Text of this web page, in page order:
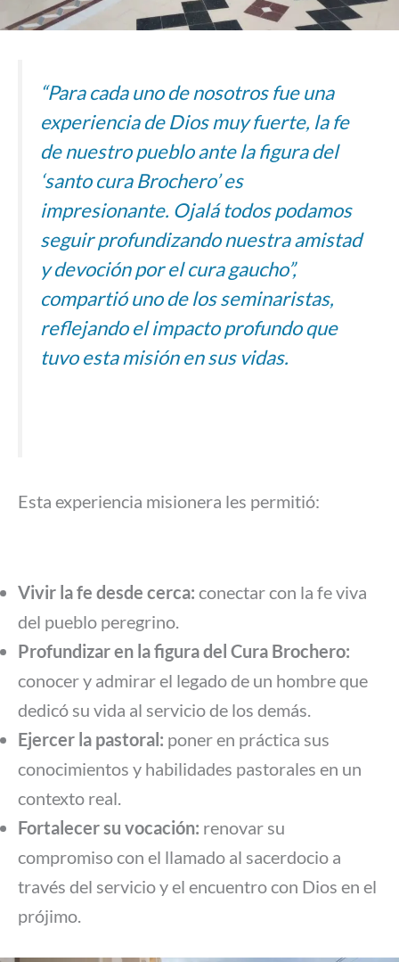
“Para cada uno de nosotros fue una
experiencia de Dios muy fuerte, la fe
de nuestro pueblo ante la figura del
‘santo cura Brochero’ es
impresionante. Ojalá todos podamos
seguir profundizando nuestra amistad
y devoción por el cura gaucho”,
compartió uno de los seminaristas,
reflejando el impacto profundo que
tuvo esta misión en sus vidas.
Esta experiencia misionera les permitió:
Vivir la fe desde cerca: conectar con la fe viva
del pueblo peregrino.
Profundizar en la figura del Cura Brochero:
conocer y admirar el legado de un hombre que
dedicó su vida al servicio de los demás.
Ejercer la pastoral: poner en práctica sus
conocimientos y habilidades pastorales en un
contexto real.
Fortalecer su vocación: renovar su
compromiso con el llamado al sacerdocio a
través del servicio y el encuentro con Dios en el
prójimo.